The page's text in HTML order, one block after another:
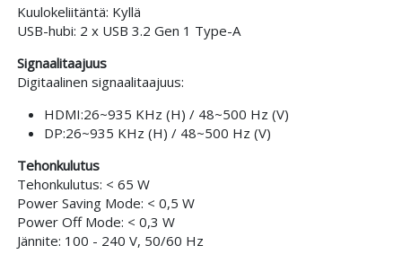
Kuulokeliitäntä: Kyllä
USB-hubi: 2 x USB 3.2 Gen 1 Type-A
Signaalitaajuus
Digitaalinen signaalitaajuus:
HDMI:26~935 KHz (H) / 48~500 Hz (V)
DP:26~935 KHz (H) / 48~500 Hz (V)
Tehonkulutus
Tehonkulutus: < 65 W
Power Saving Mode: < 0,5 W
Power Off Mode: < 0,3 W
Jännite: 100 - 240 V, 50/60 Hz